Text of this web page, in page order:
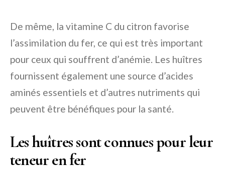
De même, la vitamine C du citron favorise
l’assimilation du fer, ce qui est très important
pour ceux qui souffrent d’anémie. Les huîtres
fournissent également une source d’acides
aminés essentiels et d’autres nutriments qui
peuvent être bénéfiques pour la santé.
Les huîtres sont connues pour leur
teneur en fer